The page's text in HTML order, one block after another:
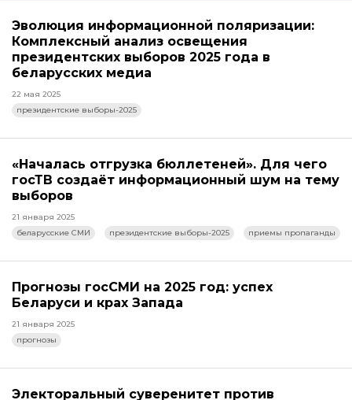
Эволюция информационной поляризации:
Комплексный анализ освещения
президентских выборов 2025 года в
беларусских медиа
22 мая 2025
президентские выборы-2025
«Началась отгрузка бюллетеней». Для чего
госТВ создаёт информационный шум на тему
выборов
21 января 2025
беларусские СМИ
президентские выборы-2025 приемы пропаганды
Прогнозы госСМИ на 2025 год: успех
Беларуси и крах Запада
21 января 2025
прогнозы
Электоральный суверенитет против